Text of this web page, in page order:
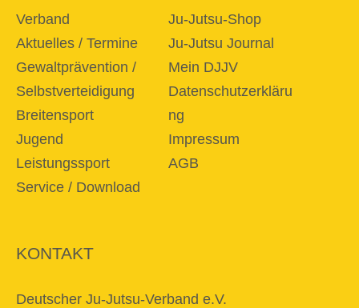
Verband
Aktuelles / Termine
Gewaltprävention /
Selbstverteidigung
Breitensport
Jugend
Leistungssport
Service / Download
Ju-Jutsu-Shop
Ju-Jutsu Journal
Mein DJJV
Datenschutzerkläru
ng
Impressum
AGB
KONTAKT
Deutscher Ju-Jutsu-Verband e.V.